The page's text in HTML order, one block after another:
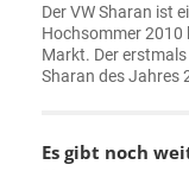
Der VW Sharan ist
Hochsommer 2010
Markt. Der
Sharan des Jahres
Es gibt noch